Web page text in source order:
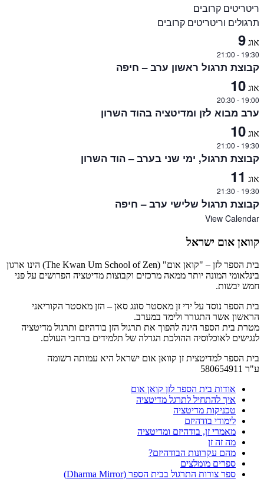
ריטריטים קרובים
תרגולים וריטריטים קרובים
אוג 9
19:30
-
21:00
קבוצת תרגול ראשון ערב – חיפה
אוג 10
19:00
-
20:30
ערב מבוא לזן ומדיטציה בהוד השרון
אוג 10
19:30
-
21:00
קבוצת תרגול, ימי שני בערב – הוד השרון
אוג 11
19:30
-
21:30
קבוצת תרגול שלישי ערב – חיפה
View Calendar
קוואן אום ישראל
בית הספר לזן – "קואן אום" (The Kwan Um School of Zen) הינו ארגון
בינלאומי המונה יותר ממאה מרכזים וקבוצות מדיטציה הפרושים על פני
חמש יבשות.
בית הספר נוסד על ידי זן מאסטר סונג סאן – הזן מאסטר הקוריאני
הראשון אשר התגורר ולימד במערב.
מטרת בית הספר הינה להפוך את תרגול הזן בודהיזם ותרגול מדיטציה
לנגישים לאוכלוסיה ההולכת הגדלה של תלמידים ברחבי העולם.
בית הספר למדיטצית זן קוואן אום ישראל היא עמותה רשומה
ע"ר 580654911
אודות בית הספר לזן קואן אום
איך להתחיל לתרגל מדיטציה
טכניקות מדיטציה
לימודי בודהיזם
מאמרי זן, בודהיזם ומדיטציה
מה זה זן
מהם עקרונות הבודהיזם?
ספרים מומלצים
ספר צורות התרגול בבית הספר (Dharma Mirror)